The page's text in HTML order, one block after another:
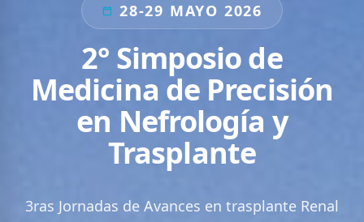
calendar_today 28-29 MAYO 2026
2° Simposio de
Medicina de Precisión
en Nefrología y
Trasplante
3ras Jornadas de Avances en trasplante Renal